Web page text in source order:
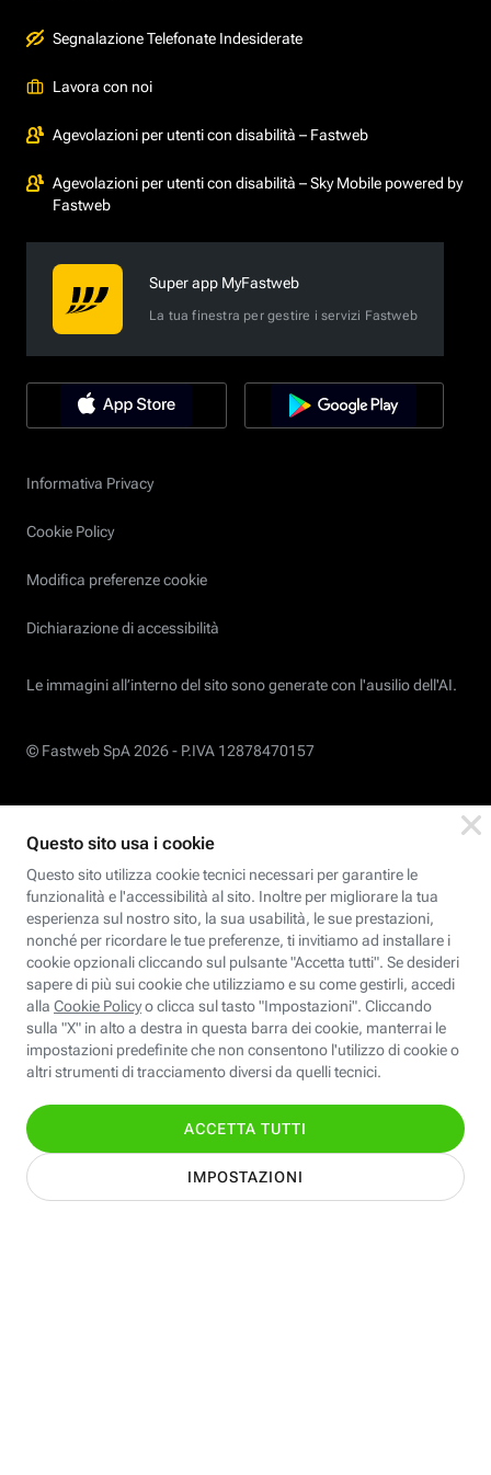
Segnalazione Telefonate Indesiderate
Lavora con noi
Agevolazioni per utenti con disabilità – Fastweb
Agevolazioni per utenti con disabilità – Sky Mobile powered by
Fastweb
Super app MyFastweb
La tua finestra per gestire i servizi Fastweb
Informativa Privacy
Cookie Policy
Modifica preferenze cookie
Dichiarazione di accessibilità
Le immagini all’interno del sito sono generate con l'ausilio dell'AI.
© Fastweb SpA 2026 - P.IVA 12878470157